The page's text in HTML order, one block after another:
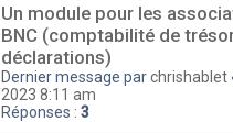
Un module pour les
BNC (comptabilité de
déclarations)
Dernier message parchrishablet
2023 8:11 am
Réponses : 3